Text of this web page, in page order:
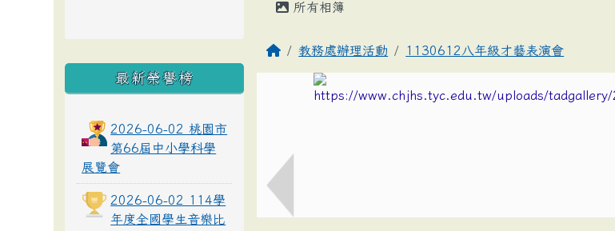
所有相簿
教務處辦理活動 1130612八年級才藝表演會
最新榮譽榜
2026-06-02 桃園市
第66屆中小學科學
展覽會
2026-06-02 114學
年度全國學生音樂比